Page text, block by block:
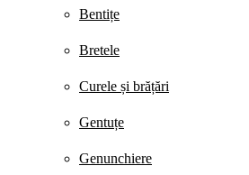
Bentițe
Bretele
Curele și brățări
Gentuțe
Genunchiere